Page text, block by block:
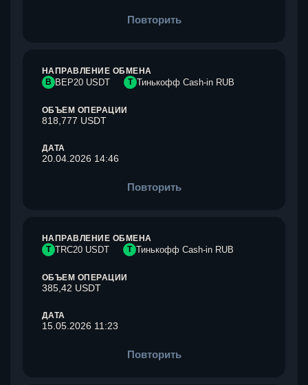
Повторить
НАПРАВЛЕНИЕ ОБМЕНА
B BEP20 USDT Т Тинькофф Cash-in RUB
ОБЪЕМ ОПЕРАЦИИ
818,777 USDT
ДАТА
20.04.2026 14:46
Повторить
НАПРАВЛЕНИЕ ОБМЕНА
T TRC20 USDT Т Тинькофф Cash-in RUB
ОБЪЕМ ОПЕРАЦИИ
385,42 USDT
ДАТА
15.05.2026 11:23
Повторить